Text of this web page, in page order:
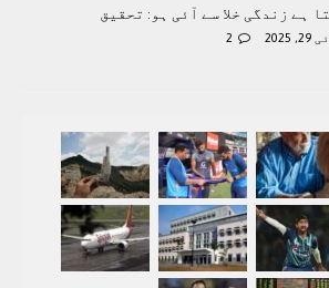
ہے زندگی خلا سے آئی ہو: تحقیق
2025
2